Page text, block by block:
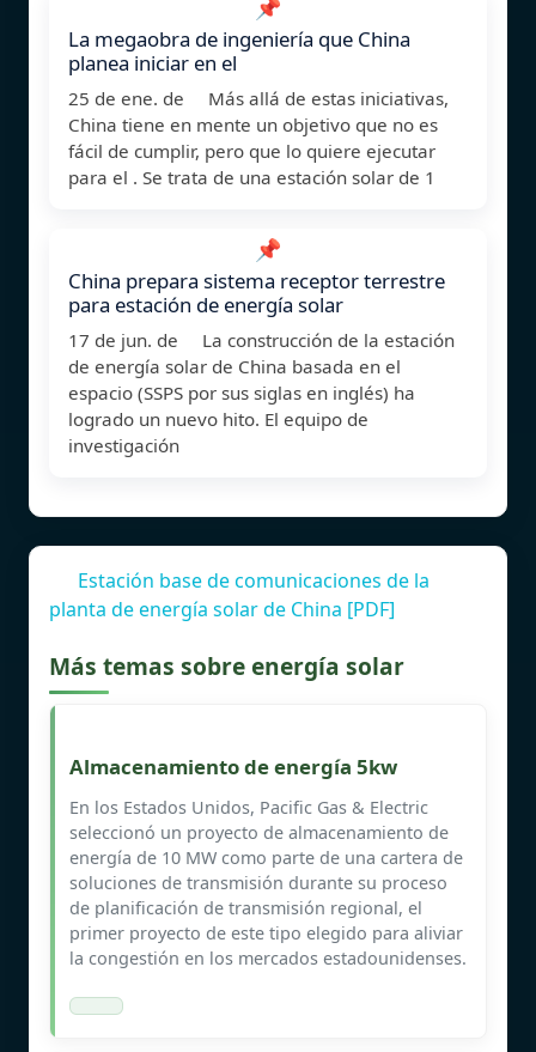
📌
La megaobra de ingeniería que China
planea iniciar en el
25 de ene. de Más allá de estas iniciativas,
China tiene en mente un objetivo que no es
fácil de cumplir, pero que lo quiere ejecutar
para el . Se trata de una estación solar de 1
📌
China prepara sistema receptor terrestre
para estación de energía solar
17 de jun. de La construcción de la estación
de energía solar de China basada en el
espacio (SSPS por sus siglas en inglés) ha
logrado un nuevo hito. El equipo de
investigación
Estación base de comunicaciones de la
planta de energía solar de China [PDF]
Más temas sobre energía solar
Almacenamiento de energía 5kw
En los Estados Unidos, Pacific Gas & Electric
seleccionó un proyecto de almacenamiento de
energía de 10 MW como parte de una cartera de
soluciones de transmisión durante su proceso
de planificación de transmisión regional, el
primer proyecto de este tipo elegido para aliviar
la congestión en los mercados estadounidenses.